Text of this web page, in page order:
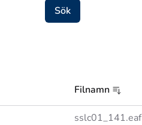
Filnamn
sslc01_141.eaf